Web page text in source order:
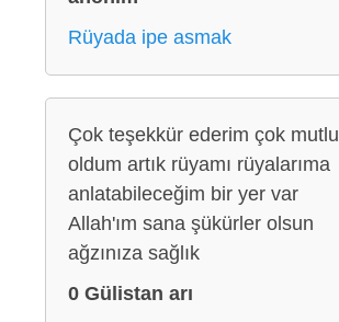
Rüyada ipe asmak
Çok teşekkür ederim çok mutlu
oldum artık rüyamı rüyalarıma
anlatabileceğim bir yer var
Allah'ım sana şükürler olsun
ağzınıza sağlık
0 Gülistan arı